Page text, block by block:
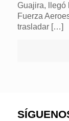
Guajira, llegó
Fuerza
trasladar[…]